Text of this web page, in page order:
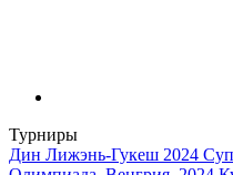
Турниры
Дин Лижэнь-Гукеш 2024